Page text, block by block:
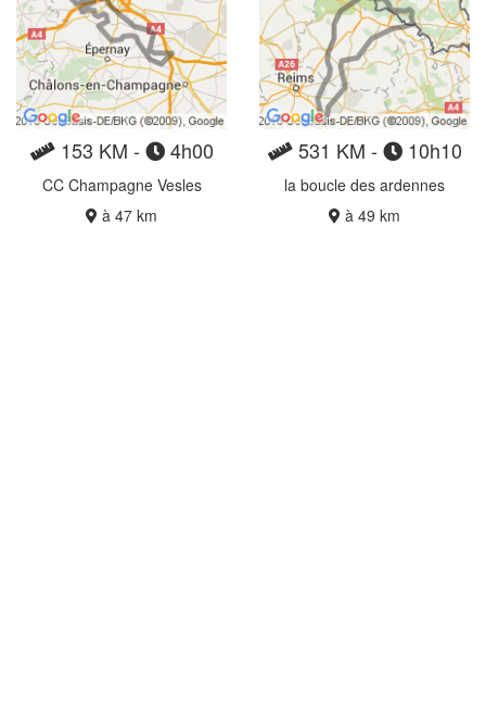
153 KM - 4h00
CC Champagne Vesles
à 47 km
531 KM - 10h10
la boucle des ardennes
à 49 km